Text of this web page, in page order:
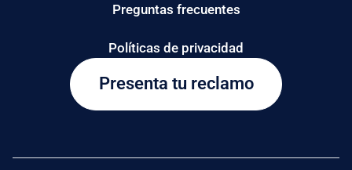
Presenta tu reclamo
Preguntas frecuentes
Políticas de privacidad